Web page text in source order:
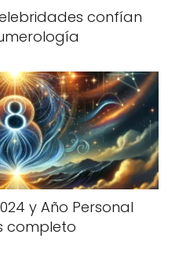
confían
y Año Personal
completo